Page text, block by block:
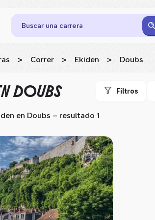
Buscar una carrera
> Correr > Ekiden > Doubs
DOUBS Filtros
en Doubs – resultado 1